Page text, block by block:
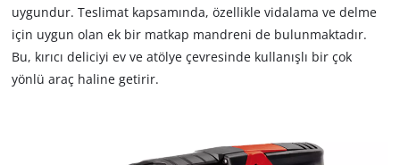
uygundur. Teslimat kapsamında, özellikle vidalama ve delme
için uygun olan ek bir matkap mandreni de bulunmaktadır.
Bu, kırıcı deliciyi ev ve atölye çevresinde kullanışlı bir çok
yönlü araç haline getirir.